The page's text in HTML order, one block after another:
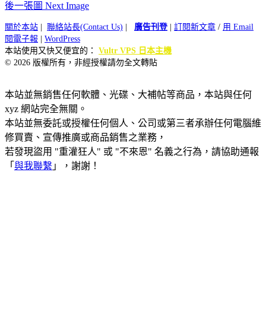
後一張圖 Next Image
關於本站 聯絡站長(Contact Us) 廣告刊登| 訂閱新文章 / 用 Email
閱電子報
WordPress
本站使用又快又便宜的： Vultr VPS 日本主機
© 2026 版權所有，非經授權請勿全文轉貼
本站並無銷售任何軟體、光碟、大補帖等商品，本站與任何
xyz 網站完全無關。
本站並無委託或授權任何個人、公司或第三者承辦任何電腦維
修買賣、宣傳推廣或商品銷售之業務，
若發現盜用 "重灌狂人" 或 "不來恩" 名義之行為，請協助通報
「 與我聯繫 」，謝謝！